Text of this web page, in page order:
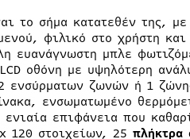
το σήμα κατατεθέν της,
φιλικό στο χρήστη
ευανάγνωστη μπλε
οθόνη με υψηλότερη
ενσύρματων ζωνών ή 1
ενσωματωμένο
ενιαία επιφάνεια που
120 στοιχείων, 25